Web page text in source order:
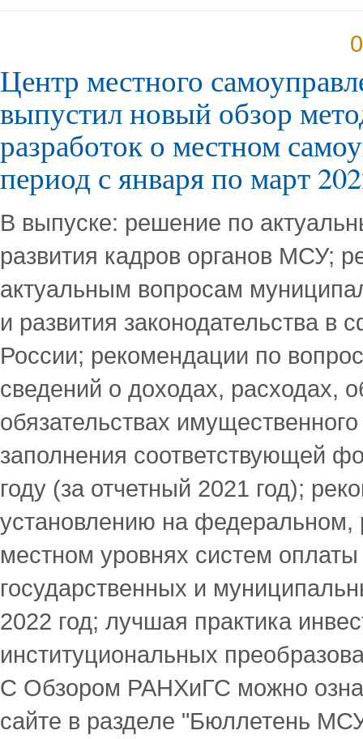
Центр местного
выпустил новый обзор
разработок о местном
период с января по март
В выпуске: решение по
развития кадров органов МСУ;
актуальным вопросам
и развития законодательства в
России; рекомендации по
сведений о доходах, расходах,
обязательствах
заполнения соответствующей
году (за отчетный 2021 год);
установлению на федеральном,
местном уровнях систем оплаты
государственных и
2022 год; лучшая практика
институциональных
С Обзором РАНХиГС можно
сайте в разделе "Бюллетень